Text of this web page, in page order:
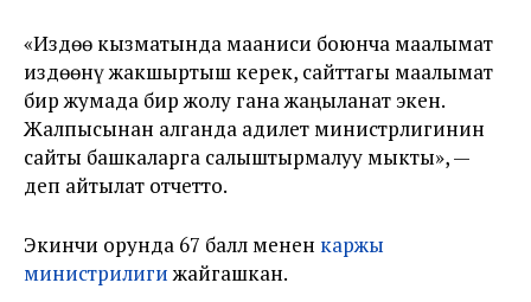
«Издөө кызматында мааниси боюнча маалымат
издөөнү жакшыртыш керек, сайттагы маалымат
бир жумада бир жолу гана жаңыланат экен.
Жалпысынан алганда адилет министрлигинин
сайты башкаларга салыштырмалуу мыкты», —
деп айтылат отчетто.
Экинчи орунда 67 балл менен каржы
министрилигижайгашкан.